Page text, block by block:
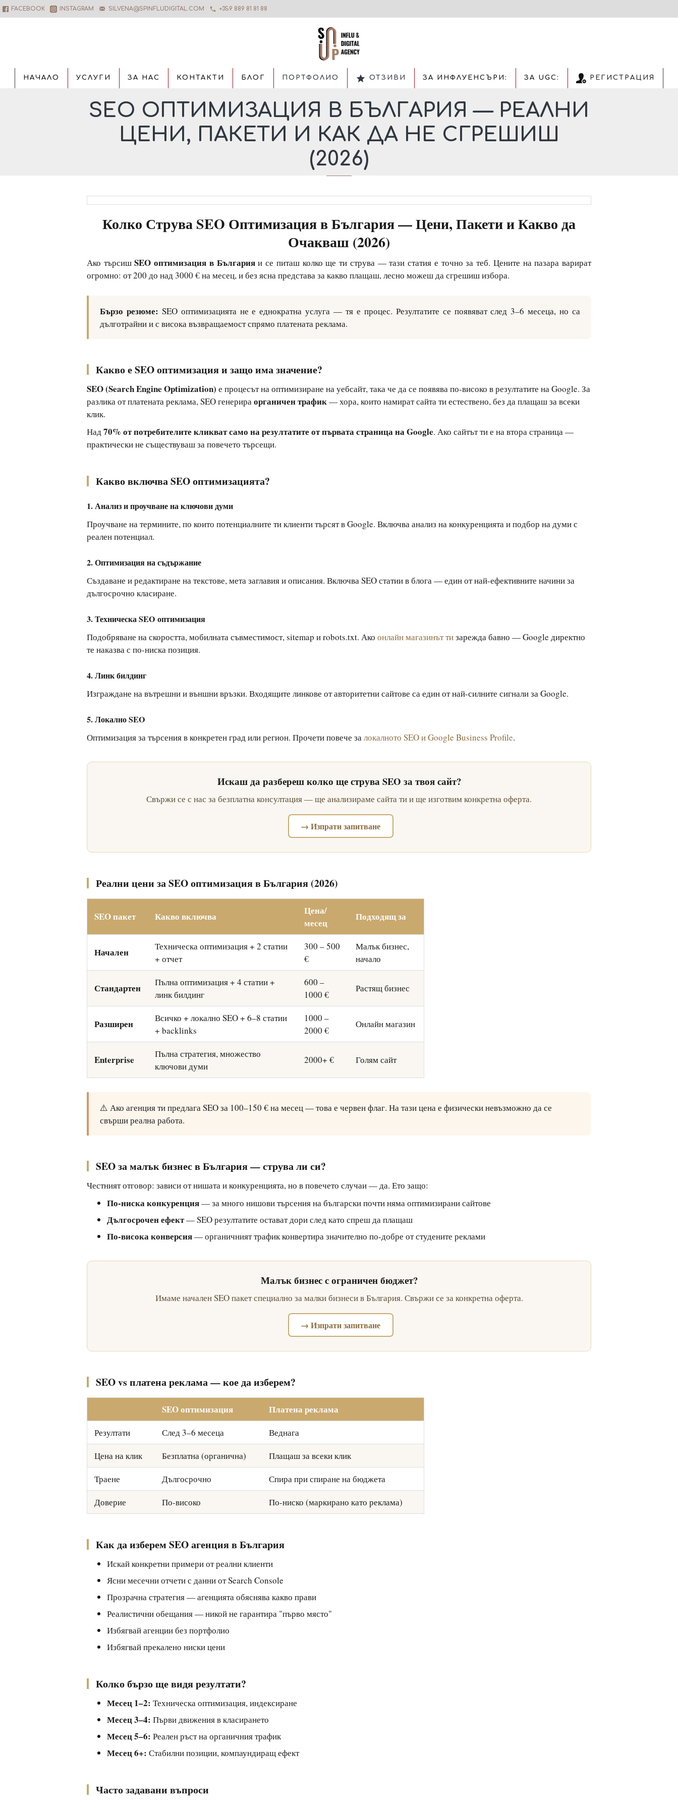
FACEBOOK INSTAGRAM SILVENA@SPINFLUDIGITAL.COM +359 889 81 81 88
НАЧАЛО УСЛУГИ ЗА НАС КОНТАКТИ БЛОГ ПОРТФОЛИО ОТЗИВИ ЗА ИНФЛУЕНСЪРИ: ЗА UGC: РЕГИСТРАЦИЯ
SEO ОПТИМИЗАЦИЯ В БЪЛГАРИЯ — РЕАЛНИ
ЦЕНИ, ПАКЕТИ И КАК ДА НЕ СГРЕШИШ
(2026)
Колко Струва SEO Оптимизация в България — Цени, Пакети и Какво да
Очакваш (2026)
Ако търсишSEO оптимизация в Българияи се питаш колко ще ти струва — тази статия е точно за теб. Цените на пазара варират
огромно: от 200 до над 3000 € на месец, и без ясна представа за какво плащаш, лесно можеш да сгрешиш избора.
Бързо резюме: SEO оптимизацията не е еднократна услуга — тя е процес. Резултатите се появяват след 3–6 месеца, но са
дълготрайни и с висока възвращаемост спрямо платената реклама.
Какво е SEO оптимизация и защо има значение?
SEO (Search Engine Optimization) е процесът на оптимизиране на уебсайт, така че да се появява по-високо в резултатите на Google. За
разлика от платената реклама, SEO генерираорганичен трафик— хора, които намират сайта ти естествено, без да плащаш за всеки
клик.
Над70% от потребителите кликват само на резултатите от първата страница на Google. Ако сайтът ти е на втора страница —
практически не съществуваш за повечето търсещи.
Какво включва SEO оптимизацията?
1. Анализ и проучване на ключови думи
Проучване на термините, по които потенциалните ти клиенти търсят в Google. Включва анализ на конкуренцията и подбор на думи с
реален потенциал.
2. Оптимизация на съдържание
Създаване и редактиране на текстове, мета заглавия и описания. Включва SEO статии в блога — един от най-ефективните начини за
дългосрочно класиране.
3. Техническа SEO оптимизация
Подобряване на скоростта, мобилната съвместимост, sitemap и robots.txt. Ако онлайн магазинът тизарежда бавно — Google директно
те наказва с по-ниска позиция.
4. Линк билдинг
Изграждане на вътрешни и външни връзки. Входящите линкове от авторитетни сайтове са един от най-силните сигнали за Google.
5. Локално SEO
Оптимизация за търсения в конкретен град или регион. Прочети повече залокалното SEO и Google Business Profile.
Искаш да разбереш колко ще струва SEO за твоя сайт?
Свържи се с нас за безплатна консултация — ще анализираме сайта ти и ще изготвим конкретна оферта.
→ Изпрати запитване
Реални цени за SEO оптимизация в България (2026)
SEO пакет Какво включва
Цена/
месец
Подходящ за
Начален
Техническа оптимизация + 2 статии
+ отчет
300 – 500
€
Малък бизнес,
начало
Стандартен
Пълна оптимизация + 4 статии +
линк билдинг
600 –
1000 €
Растящ бизнес
Разширен
Всичко + локално SEO + 6–8 статии
+ backlinks
1000 –
2000 €
Онлайн магазин
Enterprise
Пълна стратегия, множество
ключови думи
2000+ € Голям сайт
⚠️ Ако агенция ти предлага SEO за 100–150 € на месец — това е червен флаг. На тази цена е физически невъзможно да се
свърши реална работа.
SEO за малък бизнес в България — струва ли си?
Честният отговор: зависи от нишата и конкуренцията, но в повечето случаи — да. Ето защо:
По-ниска конкуренция— за много нишови търсения на български почти няма оптимизирани сайтове
Дългосрочен ефект— SEO резултатите остават дори след като спреш да плащаш
По-висока конверсия— органичният трафик конвертира значително по-добре от студените реклами
Малък бизнес с ограничен бюджет?
Имаме начален SEO пакет специално за малки бизнеси в България. Свържи се за конкретна оферта.
→ Изпрати запитване
SEO vs платена реклама — кое да изберем?
SEO оптимизация Платена реклама
Резултати След 3–6 месеца
Веднага
Цена на клик
Безплатна (органична)
Плащаш за всеки клик
Траене
Дългосрочно
Спира при спиране на бюджета
Доверие
По-високо По-ниско (маркирано като реклама)
Как да изберем SEO агенция в България
Искай конкретни примери от реални клиенти
Ясни месечни отчети с данни от Search Console
Прозрачна стратегия — агенцията обяснява какво прави
Реалистични обещания — никой не гарантира "първо място"
Избягвай агенции без портфолио
Избягвай прекалено ниски цени
Колко бързо ще видя резултати?
Месец 1–2: Техническа оптимизация, индексиране
Месец 3–4: Първи движения в класирането
Месец 5–6: Реален ръст на органичния трафик
Месец 6+: Стабилни позиции, компаундиращ ефект
Часто задавани въпроси